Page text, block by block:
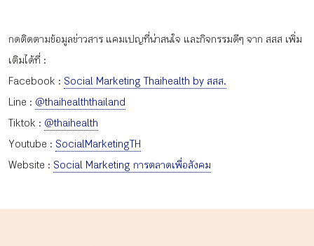
TH EN
กดติดตามข้อมูลข่าวสาร แคมเปญที่น่าสนใจ และกิจกรรมดีๆ จาก สสส เพิ่ม
เติมได้ที่ :
Facebook : Social Marketing Thaihealth by สสส.
Line : @thaihealththailand
Tiktok : @thaihealth
Youtube : SocialMarketingTH
Website : Social Marketing การตลาดเพื่อสังคม